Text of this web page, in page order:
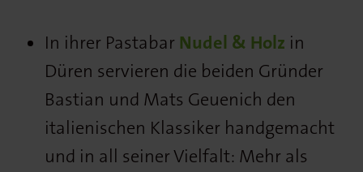
In ihrer Pastabar Nudel & Holz in
Düren servieren die beiden Gründer
Bastian und Mats Geuenich den
italienischen Klassiker handgemacht
und in all seiner Vielfalt: Mehr als